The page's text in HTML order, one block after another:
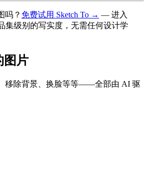
吗？ 免费试用 Sketch To → — 进入
集级别的写实度，无需任何设计学
图片
移除背景、换脸等等——全部由 AI 驱